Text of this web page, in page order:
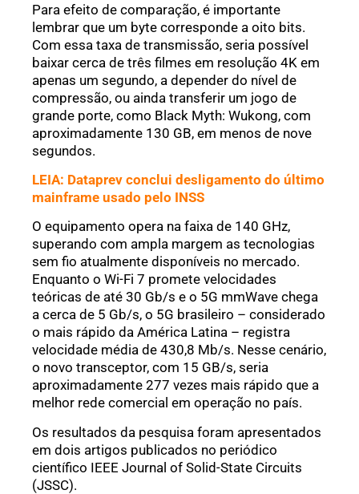
Para efeito de comparação, é importante
lembrar que um byte corresponde a oito bits.
Com essa taxa de transmissão, seria possível
baixar cerca de três filmes em resolução 4K em
apenas um segundo, a depender do nível de
compressão, ou ainda transferir um jogo de
grande porte, como Black Myth: Wukong, com
aproximadamente 130 GB, em menos de nove
segundos.
LEIA: Dataprev conclui desligamento do último
mainframe usado pelo INSS
O equipamento opera na faixa de 140 GHz,
superando com ampla margem as tecnologias
sem fio atualmente disponíveis no mercado.
Enquanto o Wi-Fi 7 promete velocidades
teóricas de até 30 Gb/s e o 5G mmWave chega
a cerca de 5 Gb/s, o 5G brasileiro – considerado
o mais rápido da América Latina – registra
velocidade média de 430,8 Mb/s. Nesse cenário,
o novo transceptor, com 15 GB/s, seria
aproximadamente 277 vezes mais rápido que a
melhor rede comercial em operação no país.
Os resultados da pesquisa foram apresentados
em dois artigos publicados no periódico
científico IEEE Journal of Solid-State Circuits
(JSSC).